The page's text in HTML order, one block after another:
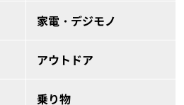
家電・デジモノ
アウトドア
乗り物